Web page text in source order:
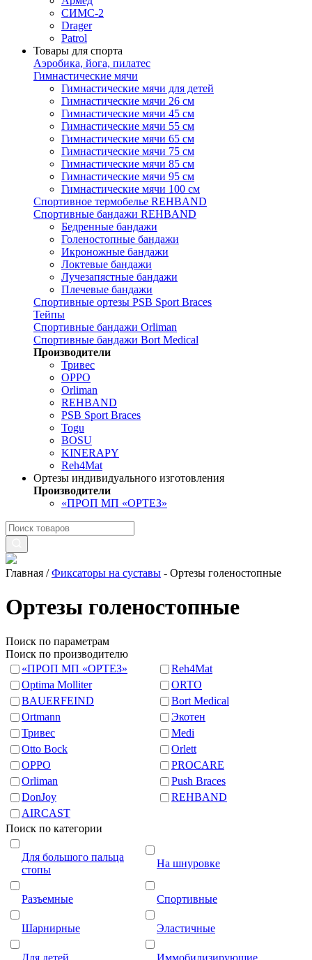
СИМС-2
Drager
Patrol
Товары для спорта
Аэробика, йога, пилатес
Гимнастические мячи
Гимнастические мячи для детей
Гимнастические мячи 26 см
Гимнастические мячи 45 см
Гимнастические мячи 55 см
Гимнастические мячи 65 см
Гимнастические мячи 75 см
Гимнастические мячи 85 см
Гимнастические мячи 95 см
Гимнастические мячи 100 см
Спортивное термобелье REHBAND
Спортивные бандажи REHBAND
Бедренные бандажи
Голеностопные бандажи
Икроножные бандажи
Локтевые бандажи
Лучезапястные бандажи
Плечевые бандажи
Спортивные ортезы PSB Sport Braces
Тейпы
Спортивные бандажи Orliman
Спортивные бандажи Bort Medical
Производители
Тривес
OPPO
Orliman
REHBAND
PSB Sport Braces
Togu
BOSU
KINERAPY
Reh4Mat
Ортезы индивидуального изготовления
Производители
«ПРОП МП «ОРТЕЗ»
Главная /Фиксаторы на суставы - Ортезы голеностопные
Ортезы голеностопные
Поиск по параметрам
Поиск по производителю
«ПРОП МП «ОРТЕЗ»
Reh4Mat
Optima Molliter
ORTO
BAUERFEIND
Bort Medical
Ortmann
Экотен
Тривес
Medi
Otto Bock
Orlett
OPPO
PROCARE
Orliman
Push Braces
DonJoy
REHBAND
AIRCAST
Поиск по категории
Для большого пальца
стопы
На шнуровке
Разъемные Спортивные
Шарнирные Эластичные
Для детей Иммобилизирующие